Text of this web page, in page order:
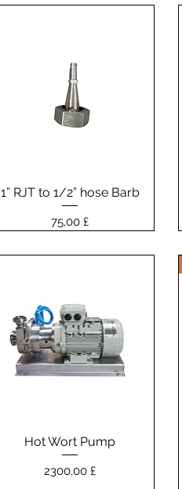
Vista rapida
1” RJT to 1/2” hose Barb
Prezzo
75,00 £
Vista rapida
Hot Wort Pump
Prezzo
2300,00 £